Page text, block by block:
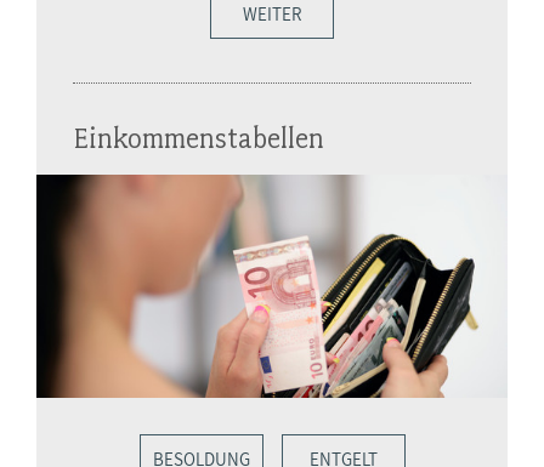
WEITER
Einkommenstabellen
BESOLDUNG ENTGELT